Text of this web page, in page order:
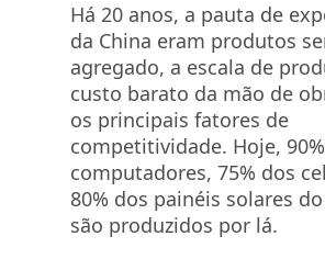
Há 20 anos, a pauta de
da China eram produtos
agregado, a escala de
custo barato da mão de
os principais fatores de
competitividade. Hoje,
computadores, 75% dos
80% dos painéis solares
são produzidos por lá.